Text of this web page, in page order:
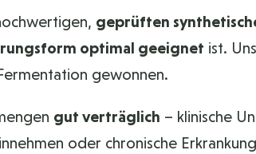
geprüften
optimal geeignet ist.
gewonnen.
gut verträglich – klinische
oder chronische